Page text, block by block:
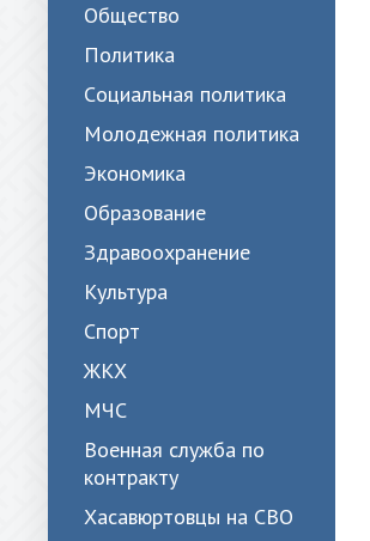
Общество
Политика
Cоциальная политика
Молодежная политика
Экономика
Образование
Здравоохранение
Культура
Спорт
ЖКХ
МЧС
Военная служба по
контракту
Хасавюртовцы на СВО